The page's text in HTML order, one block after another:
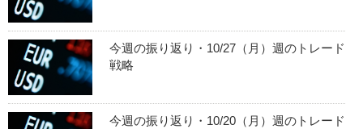
今週の振り返り・10/27（月）週のトレード
戦略
今週の振り返り・10/20（月）週のトレード